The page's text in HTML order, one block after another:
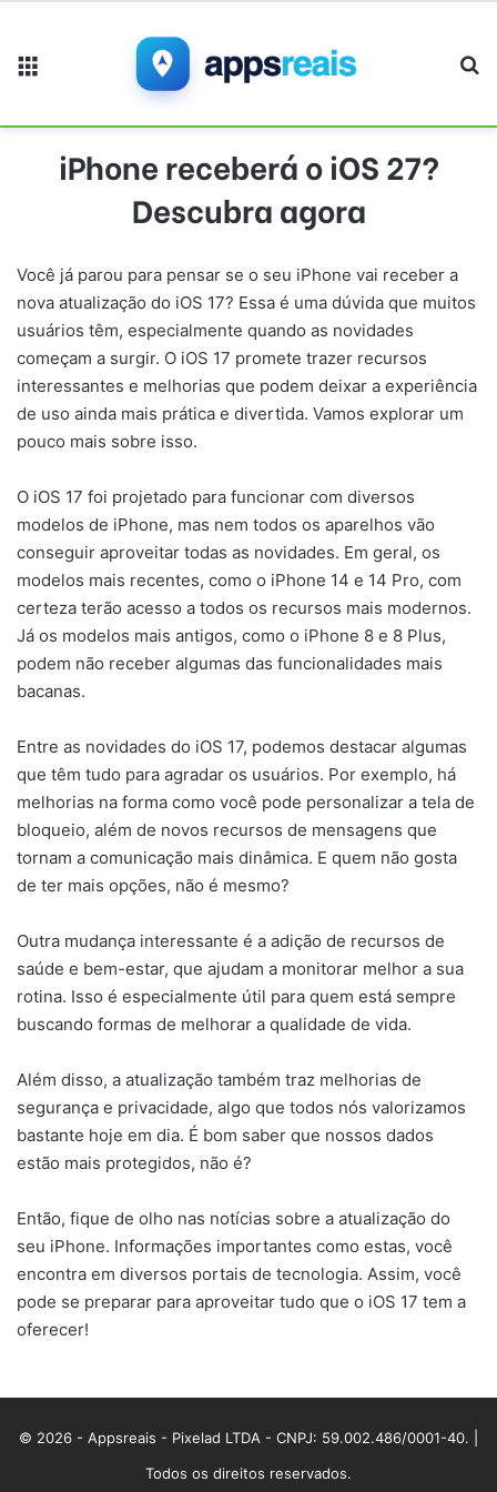
iPhone receberá o iOS 27?
Descubra agora
Você já parou para pensar se o seu iPhone vai receber a
nova atualização do iOS 17? Essa é uma dúvida que muitos
usuários têm, especialmente quando as novidades
começam a surgir. O iOS 17 promete trazer recursos
interessantes e melhorias que podem deixar a experiência
de uso ainda mais prática e divertida. Vamos explorar um
pouco mais sobre isso.
O iOS 17 foi projetado para funcionar com diversos
modelos de iPhone, mas nem todos os aparelhos vão
conseguir aproveitar todas as novidades. Em geral, os
modelos mais recentes, como o iPhone 14 e 14 Pro, com
certeza terão acesso a todos os recursos mais modernos.
Já os modelos mais antigos, como o iPhone 8 e 8 Plus,
podem não receber algumas das funcionalidades mais
bacanas.
Entre as novidades do iOS 17, podemos destacar algumas
que têm tudo para agradar os usuários. Por exemplo, há
melhorias na forma como você pode personalizar a tela de
bloqueio, além de novos recursos de mensagens que
tornam a comunicação mais dinâmica. E quem não gosta
de ter mais opções, não é mesmo?
Outra mudança interessante é a adição de recursos de
saúde e bem-estar, que ajudam a monitorar melhor a sua
rotina. Isso é especialmente útil para quem está sempre
buscando formas de melhorar a qualidade de vida.
Além disso, a atualização também traz melhorias de
segurança e privacidade, algo que todos nós valorizamos
bastante hoje em dia. É bom saber que nossos dados
estão mais protegidos, não é?
Então, fique de olho nas notícias sobre a atualização do
seu iPhone. Informações importantes como estas, você
encontra em diversos portais de tecnologia. Assim, você
pode se preparar para aproveitar tudo que o iOS 17 tem a
oferecer!
© 2026 - Appsreais - Pixelad LTDA - CNPJ: 59.002.486/0001-40. |
Todos os direitos reservados.